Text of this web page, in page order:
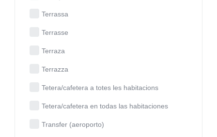
Terrassa
Terrasse
Terraza
Terrazza
Tetera/cafetera a totes les habitacions
Tetera/cafetera en todas las habitaciones
Transfer (aeroporto)